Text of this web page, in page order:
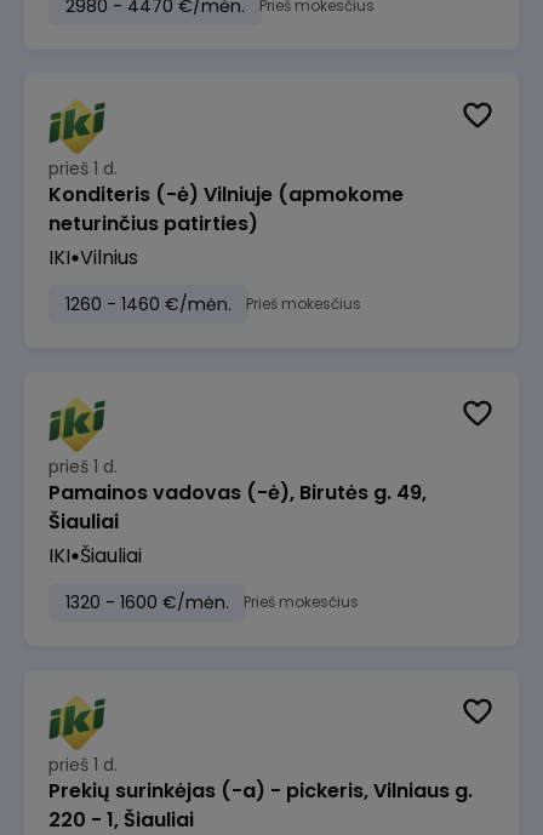
2980 - 4470 €/mėn. Prieš mokesčius
prieš 1 d.
Konditeris (-ė) Vilniuje (apmokome
neturinčius patirties)
IKI Vilnius
1260 - 1460 €/mėn. Prieš mokesčius
prieš 1 d.
Pamainos vadovas (-ė), Birutės g. 49,
Šiauliai
IKI Šiauliai
1320 - 1600 €/mėn. Prieš mokesčius
prieš 1 d.
Prekių surinkėjas (-a) - pickeris, Vilniaus g.
220 - 1, Šiauliai